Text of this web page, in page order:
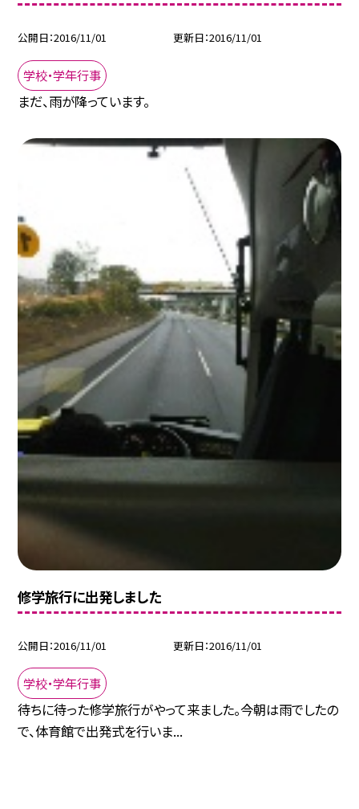
公開日 2016/11/01 更新日 2016/11/01
学校・学年行事
まだ、雨が降っています。
修学旅行に出発しました
公開日 2016/11/01 更新日 2016/11/01
学校・学年行事
待ちに待った修学旅行がやって来ました。今朝は雨でしたの
で、体育館で出発式を行いま...